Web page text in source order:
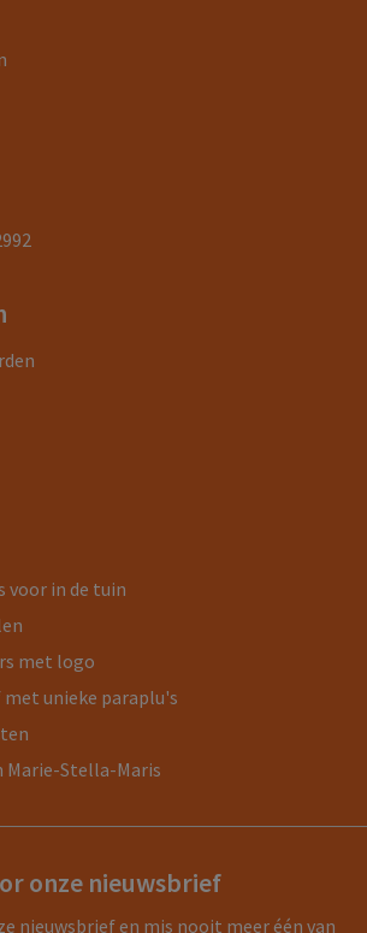
voor in de tuin
met logo
unieke paraplu's
Marie-Stella-Maris
onze nieuwsbrief
nieuwsbrief en mis nooit meer één van